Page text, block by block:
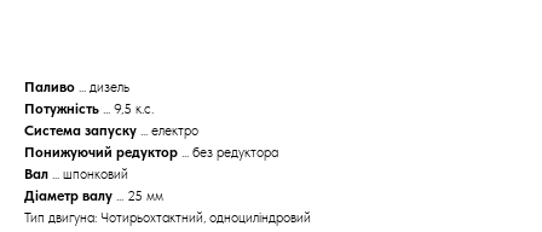
Паливо ... дизель
Потужність ... 9,5 к.с.
Система запуску ... електро
Понижуючий редуктор ... без редуктора
Вал ... шпонковий
Діаметр валу ... 25 мм
Тип двигуна: Чотирьохтактний, одноциліндровий